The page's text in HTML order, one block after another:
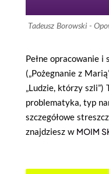
Tadeusz Borowski -
Pełne opracowanie i
( „Pożegnanie z
„Ludzie, którzy szli”)
problematyka, typ
szczegółowe
znajdziesz w MOIM